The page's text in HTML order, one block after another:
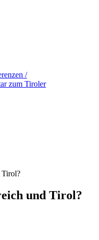
/
zum Tiroler
Tirol?
und Tirol?